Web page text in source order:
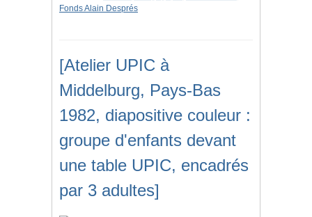
Fonds Alain Després
[Atelier UPIC à
Middelburg, Pays-Bas
1982, diapositive couleur :
groupe d'enfants devant
une table UPIC, encadrés
par 3 adultes]